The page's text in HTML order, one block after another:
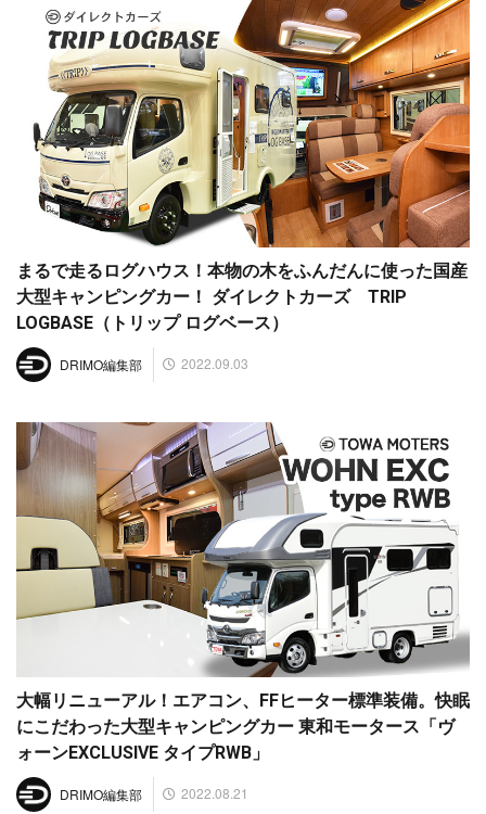
まるで走るログハウス！本物の木をふんだんに使った国産
大型キャンピングカー！ ダイレクトカーズ TRIP
LOGBASE（トリップ ログベース）
DRIMO編集部 2022.09.03
大幅リニューアル！エアコン、FFヒーター標準装備。快眠
にこだわった大型キャンピングカー 東和モータース「ヴ
ォーンEXCLUSIVE タイプRWB」
DRIMO編集部 2022.08.21